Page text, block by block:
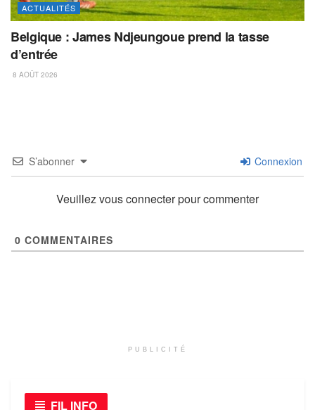
ACTUALITÉS
Belgique : James Ndjeungoue prend la tasse
d’entrée
8 AOÛT 2026
S’abonner Connexion
Veuillez vous connecter pour commenter
0 COMMENTAIRES
PUBLICITÉ
FIL INFO